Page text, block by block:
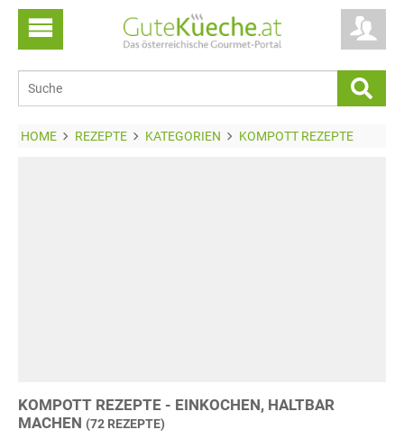
HOME REZEPTE KATEGORIEN KOMPOTT REZEPTE
KOMPOTT REZEPTE - EINKOCHEN, HALTBAR
MACHEN (72 REZEPTE)